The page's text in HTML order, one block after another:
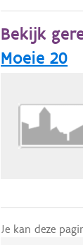
Bekijk
Moeie 20
Je kan deze